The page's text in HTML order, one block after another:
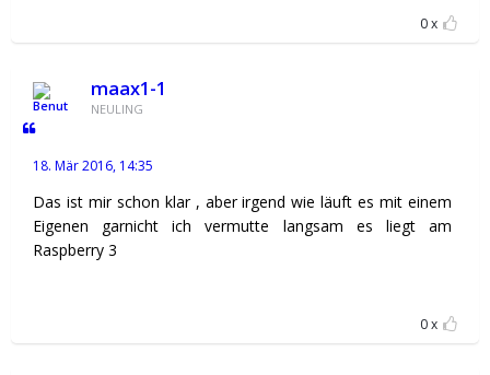
0
maax1-1
NEULING
18. Mär 2016, 14:35
Das ist mir schon klar , aber irgend wie läuft es mit einem
Eigenen garnicht ich vermutte langsam es liegt am
Raspberry 3
0